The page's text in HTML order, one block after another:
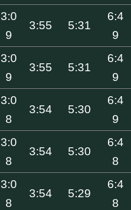
3:0
9
3:55 5:31
6:4
9
3:0
9
3:55 5:31
6:4
9
3:0
8
3:54 5:30
6:4
9
3:0
8
3:54 5:30
6:4
8
3:0
8
3:54 5:29
6:4
8